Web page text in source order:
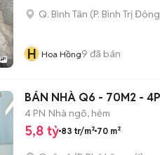
Q. Bình Tân (P. Bình Trị Đông
H Hoa Hồng9 đã bán
BÁN NHÀ Q6 - 70M2 -
4 PN Nhà ngõ, hẻm
5,8 tỷ 83 tr/m² 70 m²